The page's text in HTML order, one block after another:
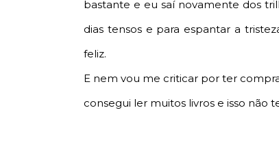
bastante e eu saí novamente dos
dias tensos e para espantar a
feliz.
E nem vou me criticar por ter
consegui ler muitos livros e isso não